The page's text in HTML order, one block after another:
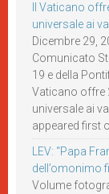
Il Vaticano
universale ai
Dicembre 29,
Comunicato
19 e della
Vaticano offre
universale ai
appeared first
LEV: “Papa
dell’omonimo
Volume